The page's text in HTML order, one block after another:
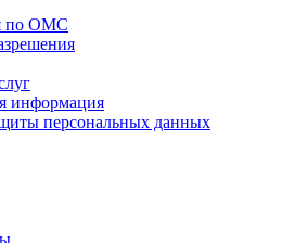
по ОМС
информация
персональных данных